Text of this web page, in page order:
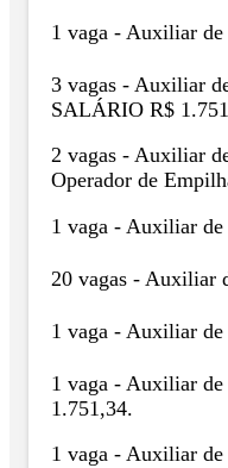
1 vaga - Auxiliar
3 vagas - Auxiliar
SALÁRIO R$
2 vagas - Auxiliar
Operador de
1 vaga - Auxiliar de
20 vagas - Auxiliar
1 vaga - Auxiliar
1 vaga - Auxiliar
1.751,34.
1 vaga - Auxiliar